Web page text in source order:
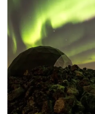
fyrir fullorðna svo
aldurshópa.
Hlíðarfjalli, í
Í Hlíðarfjalli er
snjóbrettaleiga þar
búnað.
Í Hlíðarfjalli er góð
og boðið er uppá
fjallahjólara sem